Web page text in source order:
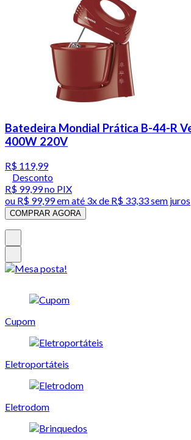
Batedeira Mondial Prática B-44-R
400W 220V
R$ 119,99
Desconto
R$ 99,99no PIX
ou R$ 99,99em até 3x de R$ 33,33 sem juros
COMPRAR AGORA
Cupom
Eletroportáteis
Eletrodom